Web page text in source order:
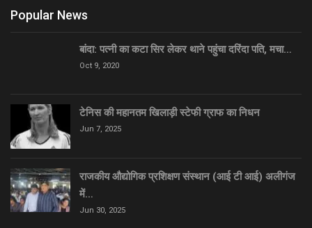
Popular News
बांदा: पत्नी का कटा सिर लेकर थाने पहुंचा दरिंदा पति, मचा…
Oct 9, 2020
टेनिस की महानतम खिलाड़ी स्टेफी ग्राफ का निधन
Jun 7, 2025
राजकीय औद्योगिक प्रशिक्षण संस्थान (आई टी आई) अलीगंज
में…
Jun 30, 2025